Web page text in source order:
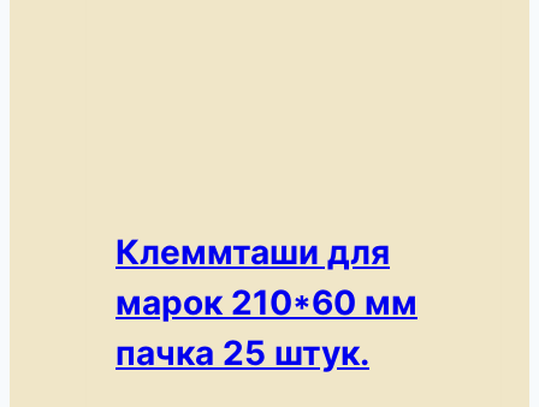
Клеммташи для
марок 210*60 мм
пачка 25 штук.